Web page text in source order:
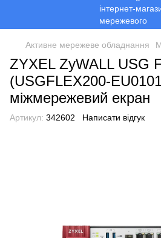
Активне мережеве обладнання
ZYXEL ZyWALL USG
(USGFLEX200-
міжмережевий екран
Артикул: 342602 Написати відгук